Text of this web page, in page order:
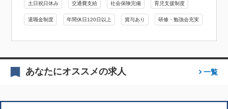
土日祝日休み 交通費支給 社会保険完備 育児支援制度
退職金制度 年間休日120日以上 賞与あり 研修・勉強会充実
あなたにオススメの求人 一覧